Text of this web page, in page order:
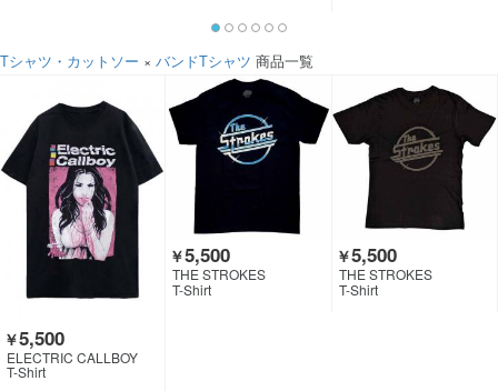
Tシャツ・カットソー × バンドTシャツ 商品一覧
￥5,500
ELECTRIC CALLBOY
T-Shirt
￥5,500
THE STROKES
T-Shirt
￥5,500
THE STROKES
T-Shirt